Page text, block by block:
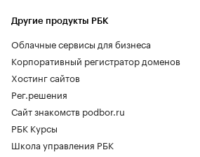
Другие продукты РБК
Облачные сервисы для бизнеса
Корпоративный регистратор доменов
Хостинг сайтов
Рег.решения
Сайт знакомств podbor.ru
РБК Курсы
Школа управления РБК